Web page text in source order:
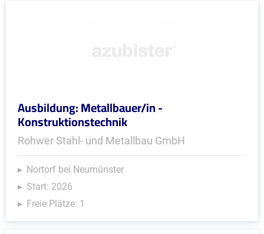
Ausbildung: Metallbauer/in -
Konstruktionstechnik
Rohwer Stahl- und Metallbau GmbH
Nortorf bei Neumünster
Start: 2026
Freie Plätze: 1